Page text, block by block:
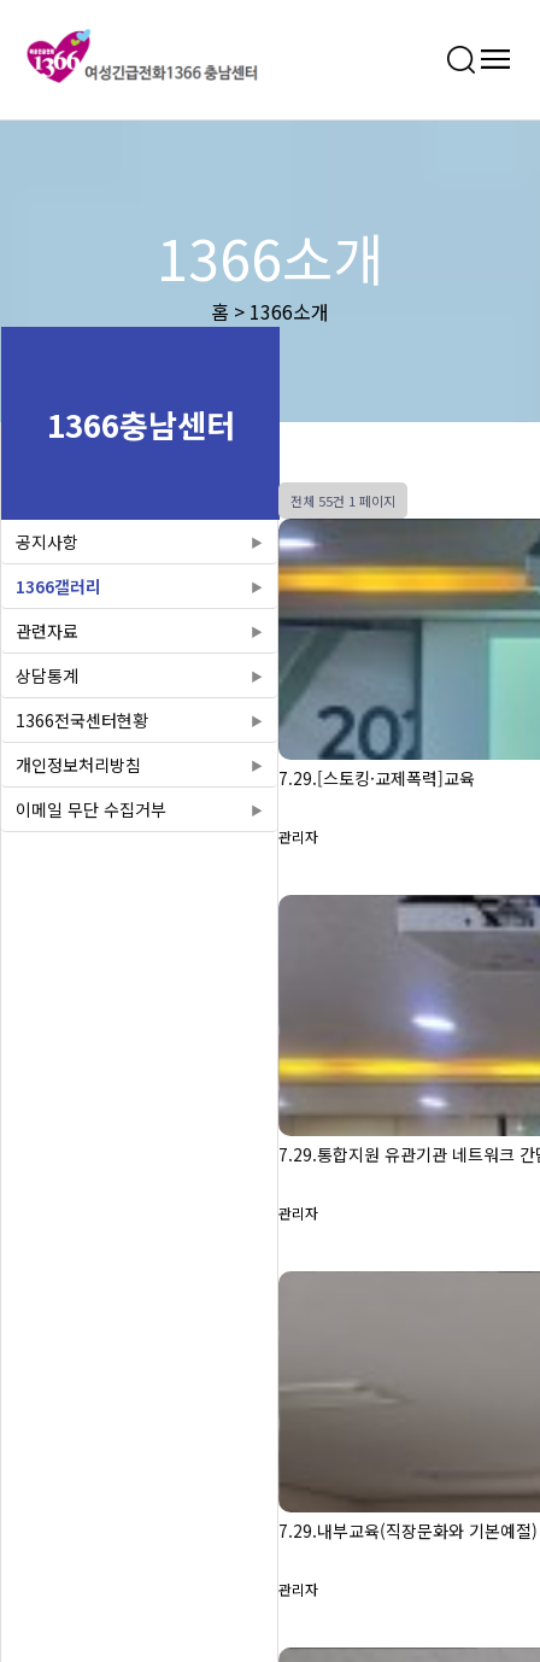
1366소개
홈 > 1366소개
1366충남센터
공지사항
1366갤러리
관련자료
상담통계
1366전국센터현황
개인정보처리방침
이메일 무단 수집거부
전체 55건 1 페이지
7.29.[스토킹·교제폭력]교육
관리자
7.29.통합지원 유관기관 네트워크
관리자
7.29.내부교육(직장문화와 기본예절)
관리자